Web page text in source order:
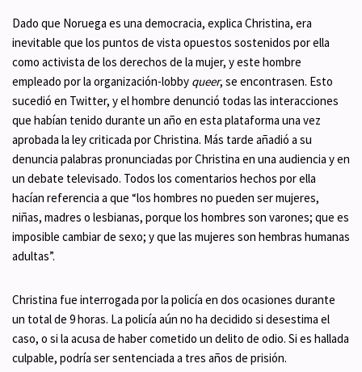
Dado que Noruega es una democracia, explica Christina, era
inevitable que los puntos de vista opuestos sostenidos por ella
como activista de los derechos de la mujer, y este hombre
empleado por la organización-lobby queer, se encontrasen. Esto
sucedió en Twitter, y el hombre denunció todas las interacciones
que habían tenido durante un año en esta plataforma una vez
aprobada la ley criticada por Christina. Más tarde añadió a su
denuncia palabras pronunciadas por Christina en una audiencia y en
un debate televisado. Todos los comentarios hechos por ella
hacían referencia a que “los hombres no pueden ser mujeres,
niñas, madres o lesbianas, porque los hombres son varones; que es
imposible cambiar de sexo; y que las mujeres son hembras humanas
adultas”.
Christina fue interrogada por la policía en dos ocasiones durante
un total de 9 horas. La policía aún no ha decidido si desestima el
caso, o si la acusa de haber cometido un delito de odio. Si es hallada
culpable, podría ser sentenciada a tres años de prisión.